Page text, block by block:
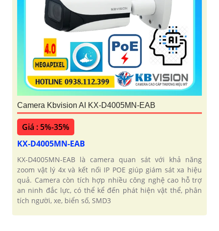
Camera Kbvision AI KX-D4005MN-EAB
Giá : 5%-35%
KX-D4005MN-EAB
KX-D4005MN-EAB là camera quan sát với khả năng
zoom vật lý 4x và kết nối IP POE giúp giám sát xa hiệu
quả. Camera còn tích hợp nhiều công nghệ cao hỗ trợ
an ninh đắc lực, có thể kể đến phát hiện vật thể, phân
tích người, xe, biển số, SMD3